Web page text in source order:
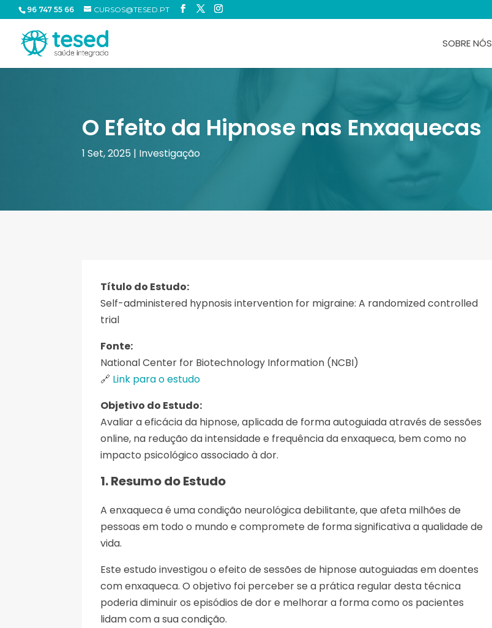
96 747 55 66 CURSOS@TESED.PT
SOBRE NÓS
O Efeito da Hipnose nas Enxaquecas
1 Set, 2025 | Investigação
Título do Estudo:
Self-administered hypnosis intervention for migraine: A randomized controlled
trial
Fonte:
National Center for Biotechnology Information (NCBI)
🔗 Link para o estudo
Objetivo do Estudo:
Avaliar a eficácia da hipnose, aplicada de forma autoguiada através de sessões
online, na redução da intensidade e frequência da enxaqueca, bem como no
impacto psicológico associado à dor.
1. Resumo do Estudo
A enxaqueca é uma condição neurológica debilitante, que afeta milhões de
pessoas em todo o mundo e compromete de forma significativa a qualidade de
vida.
Este estudo investigou o efeito de sessões de hipnose autoguiadas em doentes
com enxaqueca. O objetivo foi perceber se a prática regular desta técnica
poderia diminuir os episódios de dor e melhorar a forma como os pacientes
lidam com a sua condição.